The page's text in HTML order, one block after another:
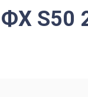
ФХ S50